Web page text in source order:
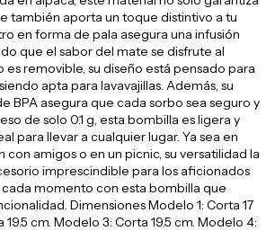
también aporta un toque distintivo a tu
en forma de pala asegura una infusión
que el sabor del mate se disfrute al
es removible, su diseño está pensado para
apta para lavavajillas. Además, su
BPA asegura que cada sorbo sea seguro y
de solo 0.1 g, esta bombilla es ligera y
para llevar a cualquier lugar. Ya sea en
con amigos o en un picnic, su versatilidad la
imprescindible para los aficionados
cada momento con esta bombilla que
Dimensiones Modelo 1: Corta 17
cm. Modelo 3: Corta 19.5 cm. Modelo 4: